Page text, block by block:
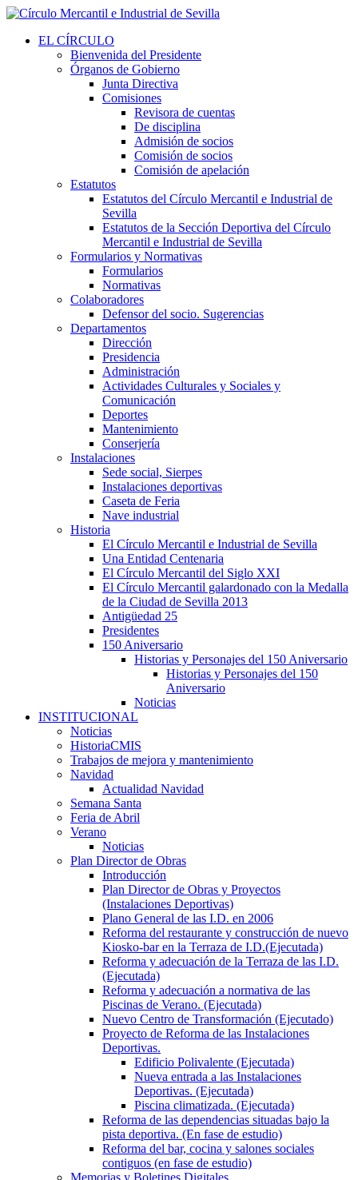
EL CÍRCULO
Bienvenida del Presidente
Órganos de Gobierno
Junta Directiva
Comisiones
Revisora de cuentas
De disciplina
Admisión de socios
Comisión de socios
Comisión de apelación
Estatutos
Estatutos del Círculo Mercantil e Industrial de
Sevilla
Estatutos de la Sección Deportiva del Círculo
Mercantil e Industrial de Sevilla
Formularios y Normativas
Formularios
Normativas
Colaboradores
Defensor del socio. Sugerencias
Departamentos
Dirección
Presidencia
Administración
Actividades Culturales y Sociales y
Comunicación
Deportes
Mantenimiento
Conserjería
Instalaciones
Sede social, Sierpes
Instalaciones deportivas
Caseta de Feria
Nave industrial
Historia
El Círculo Mercantil e Industrial de Sevilla
Una Entidad Centenaria
El Círculo Mercantil del Siglo XXI
El Círculo Mercantil galardonado con la Medalla
de la Ciudad de Sevilla 2013
Antigüedad 25
Presidentes
150 Aniversario
Historias y Personajes del 150 Aniversario
Historias y Personajes del 150
Aniversario
Noticias
INSTITUCIONAL
Noticias
HistoriaCMIS
Trabajos de mejora y mantenimiento
Navidad
Actualidad Navidad
Semana Santa
Feria de Abril
Verano
Noticias
Plan Director de Obras
Introducción
Plan Director de Obras y Proyectos
(Instalaciones Deportivas)
Plano General de las I.D. en 2006
Reforma del restaurante y construcción de nuevo
Kiosko-bar en la Terraza de I.D.(Ejecutada)
Reforma y adecuación de la Terraza de las I.D.
(Ejecutada)
Reforma y adecuación a normativa de las
Piscinas de Verano. (Ejecutada)
Nuevo Centro de Transformación (Ejecutado)
Proyecto de Reforma de las Instalaciones
Deportivas.
Edificio Polivalente (Ejecutada)
Nueva entrada a las Instalaciones
Deportivas. (Ejecutada)
Piscina climatizada. (Ejecutada)
Reforma de las dependencias situadas bajo la
pista deportiva. (En fase de estudio)
Reforma del bar, cocina y salones sociales
contiguos (en fase de estudio)
Memorias y Boletines Digitales